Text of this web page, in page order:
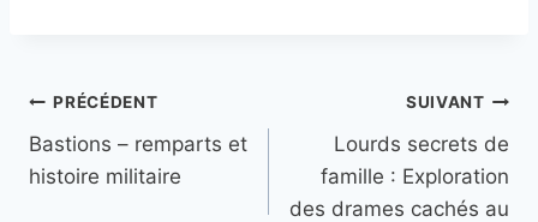
Navigation
de
PRÉCÉDENT
Bastions – remparts et
histoire militaire
SUIVANT
Lourds secrets de
famille : Exploration
des drames cachés au